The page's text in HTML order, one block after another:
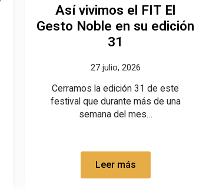
Así vivimos el FIT El
Gesto Noble en su edición
31
27 julio, 2026
Cerramos la edición 31 de este
festival que durante más de una
semana del mes…
Leer más